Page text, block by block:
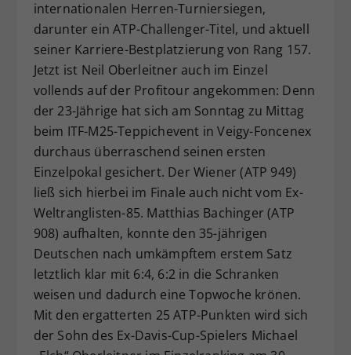
internationalen Herren-Turniersiegen,
darunter ein ATP-Challenger-Titel, und aktuell
seiner Karriere-Bestplatzierung von Rang 157.
Jetzt ist Neil Oberleitner auch im Einzel
vollends auf der Profitour angekommen: Denn
der 23-Jährige hat sich am Sonntag zu Mittag
beim ITF-M25-Teppichevent in Veigy-Foncenex
durchaus überraschend seinen ersten
Einzelpokal gesichert. Der Wiener (ATP 949)
ließ sich hierbei im Finale auch nicht vom Ex-
Weltranglisten-85. Matthias Bachinger (ATP
908) aufhalten, konnte den 35-jährigen
Deutschen nach umkämpftem erstem Satz
letztlich klar mit 6:4, 6:2 in die Schranken
weisen und dadurch eine Topwoche krönen.
Mit den ergatterten 25 ATP-Punkten wird sich
der Sohn des Ex-Davis-Cup-Spielers Michael
Zweck
Dieser Wert speichert Ihre Consent-
Einstellungen. Unter anderem eine
zufällig generierte ID, für die
historische Speicherung Ihrer
vorgenommen Einstellungen, falls der
Webseiten-Betreiber dies eingestellt
hat.